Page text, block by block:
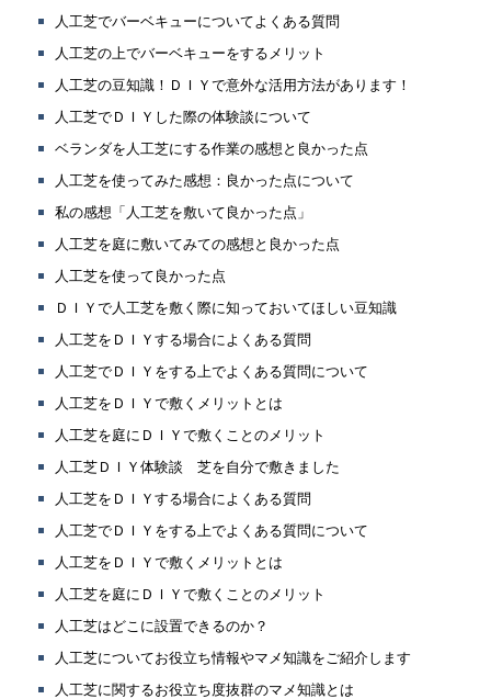
人工芝でバーベキューについてよくある質問
人工芝の上でバーベキューをするメリット
人工芝の豆知識！ＤＩＹで意外な活用方法があります！
人工芝でＤＩＹした際の体験談について
ベランダを人工芝にする作業の感想と良かった点
人工芝を使ってみた感想：良かった点について
私の感想「人工芝を敷いて良かった点」
人工芝を庭に敷いてみての感想と良かった点
人工芝を使って良かった点
ＤＩＹで人工芝を敷く際に知っておいてほしい豆知識
人工芝をＤＩＹする場合によくある質問
人工芝でＤＩＹをする上でよくある質問について
人工芝をＤＩＹで敷くメリットとは
人工芝を庭にＤＩＹで敷くことのメリット
人工芝ＤＩＹ体験談 芝を自分で敷きました
人工芝をＤＩＹする場合によくある質問
人工芝でＤＩＹをする上でよくある質問について
人工芝をＤＩＹで敷くメリットとは
人工芝を庭にＤＩＹで敷くことのメリット
人工芝はどこに設置できるのか？
人工芝についてお役立ち情報やマメ知識をご紹介します
人工芝に関するお役立ち度抜群のマメ知識とは